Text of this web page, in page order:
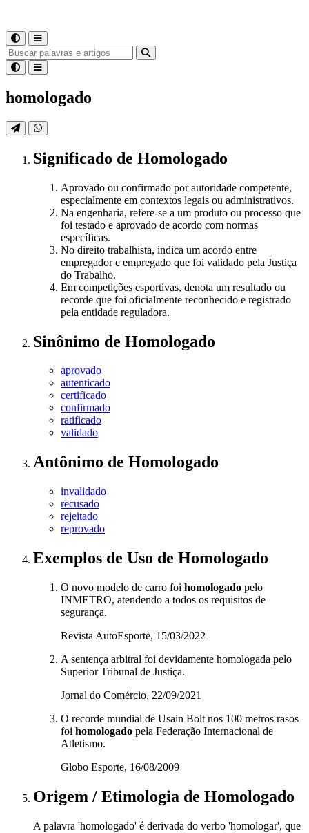
homologado
Significado de Homologado
Aprovado ou confirmado por autoridade competente,
especialmente em contextos legais ou administrativos.
Na engenharia, refere-se a um produto ou processo que
foi testado e aprovado de acordo com normas
específicas.
No direito trabalhista, indica um acordo entre
empregador e empregado que foi validado pela Justiça
do Trabalho.
Em competições esportivas, denota um resultado ou
recorde que foi oficialmente reconhecido e registrado
pela entidade reguladora.
Sinônimo de Homologado
aprovado
autenticado
certificado
confirmado
ratificado
validado
Antônimo de Homologado
invalidado
recusado
rejeitado
reprovado
Exemplos de Uso de Homologado
O novo modelo de carro foi homologado pelo
INMETRO, atendendo a todos os requisitos de
segurança.
Revista AutoEsporte, 15/03/2022
A sentença arbitral foi devidamente homologada pelo
Superior Tribunal de Justiça.
Jornal do Comércio, 22/09/2021
O recorde mundial de Usain Bolt nos 100 metros rasos
foi homologado pela Federação Internacional de
Atletismo.
Globo Esporte, 16/08/2009
Origem / Etimologia de Homologado
A palavra 'homologado' é derivada do verbo 'homologar', que